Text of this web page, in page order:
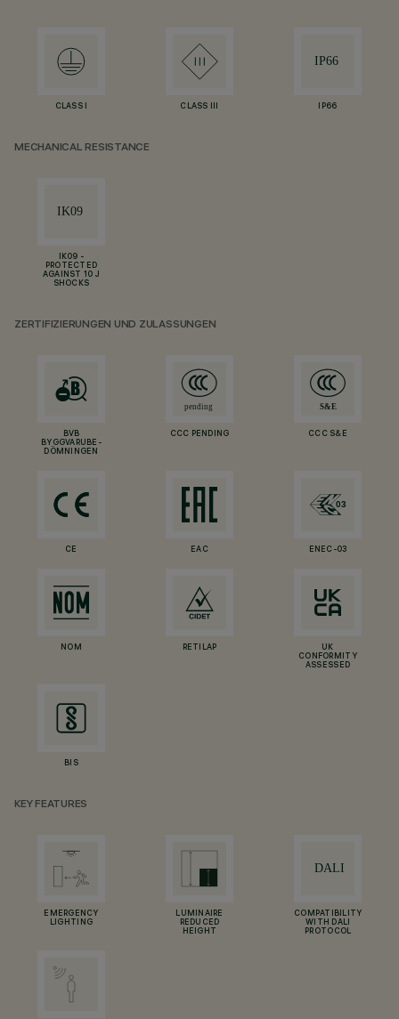
CLASS I CLASS III IP66
MECHANICAL RESISTANCE
IK09 -
PROTECTED
AGAINST 10 J
SHOCKS
ZERTIFIZIERUNGEN UND ZULASSUNGEN
BVB
BYGGVARUBE-
DÖMNINGEN
CCC PENDING CCC S&E
CE EAC ENEC-03
NOM RETILAP
UK
CONFORMITY
ASSESSED
BIS
KEY FEATURES
EMERGENCY
LIGHTING
LUMINAIRE
REDUCED
HEIGHT
COMPATIBILITY
WITH DALI
PROTOCOL